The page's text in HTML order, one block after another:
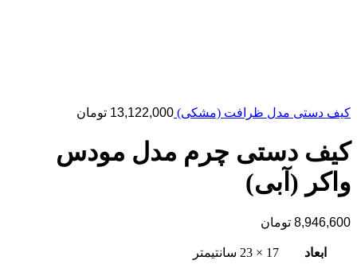
کیف دستی مدل ظرافت (مشکی) 13,122,000 تومان
کیف دستی چرم مدل مودس
واکر (آبی)
8,946,600 تومان
ابعاد 17 × 23 سانتیمتر